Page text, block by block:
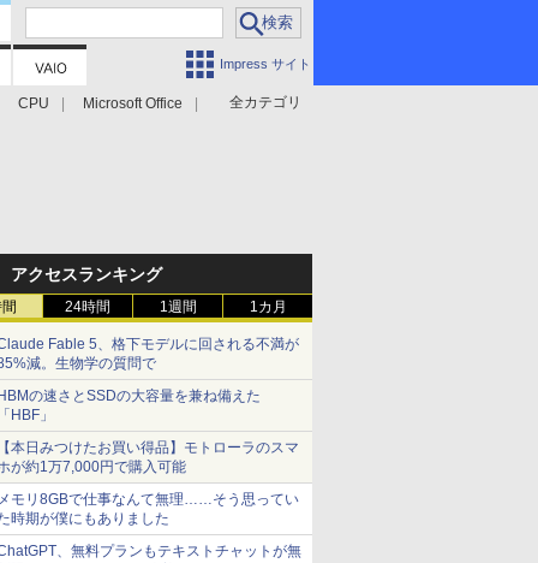
Impress サイト
全カテゴリ
CPU Microsoft Office
アクセスランキング
24時間 1週間 1カ月
Fable 5、格下モデルに回される不満が
減。生物学の質問で
の速さとSSDの大容量を兼ね備えた
HBF」
本日みつけたお買い得品】モトローラのスマ
が約1万7,000円で購入可能
モリ8GBで仕事なんて無理……そう思ってい
時期が僕にもありました
、無料プランもテキストチャットが無